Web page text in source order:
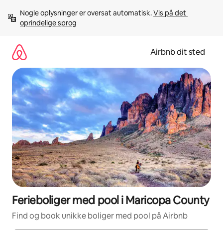
videre
Nogle oplysninger er oversat automatisk. Vis på det
oprindelige sprog
Airbnb dit sted
Ferieboliger med pool i Maricopa County
Find og book unikke boliger med pool på Airbnb